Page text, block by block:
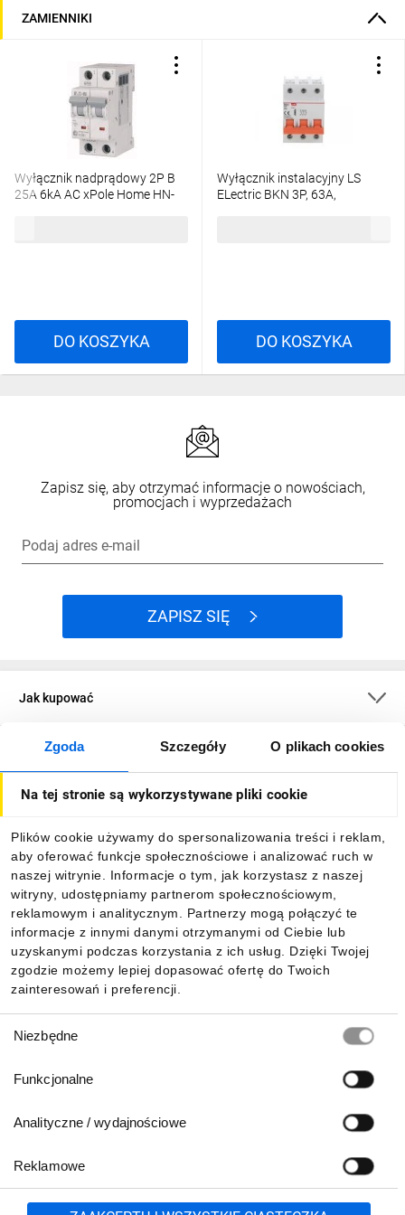
Zgoda Szczegóły O plikach cookies
Na tej stronie są wykorzystywane pliki cookie
Plików cookie używamy do spersonalizowania treści i reklam,
aby oferować funkcje społecznościowe i analizować ruch w
naszej witrynie. Informacje o tym, jak korzystasz z naszej
witryny, udostępniamy partnerom społecznościowym,
reklamowym i analitycznym. Partnerzy mogą połączyć te
informacje z innymi danymi otrzymanymi od Ciebie lub
uzyskanymi podczas korzystania z ich usług. Dzięki Twojej
zgodzie możemy lepiej dopasować ofertę do Twoich
zainteresowań i preferencji.
zgody
Niezbędne
Funkcjonalne
Analityczne / wydajnościowe
Reklamowe
Bezpieczeństwo, na które Cię stać
ZAMIENNIKI
Wyłącznik nadprądowy 2P B
25A 6kA AC xPole Home HN-
DO KOSZYKA
Wyłącznik instalacyjny LS
ELectric BKN 3P, 63A,
DO KOSZYKA
Zapisz się, aby otrzymać informacje o nowościach,
promocjach i wyprzedażach
Podaj adres e-mail
ZAPISZ SIĘ
Jak kupować
O firmie
Informacje
Pobierz naszą aplikację mobilną:
801 500 700 lub 71 37 61 600